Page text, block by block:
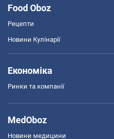
Food Oboz
Рецепти
Новини Кулінарії
Економіка
Ринки та компанії
MedOboz
Новини медицини